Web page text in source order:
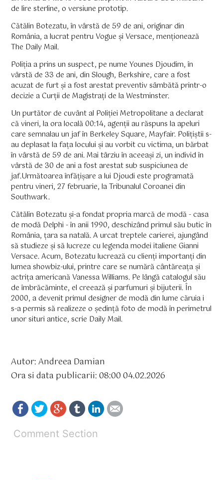
de lire sterline, o versiune prototip.
Cătălin Botezatu, în vârstă de 59 de ani, originar din
România, a lucrat pentru Vogue și Versace, menționează
The Daily Mail.
Poliția a prins un suspect, pe nume Younes Djoudim, în
vârstă de 33 de ani, din Slough, Berkshire, care a fost
acuzat de furt și a fost arestat preventiv sâmbătă printr-o
decizie a Curții de Magistrați de la Westminster.
Un purtător de cuvânt al Poliției Metropolitane a declarat
că vineri, la ora locală 00:14, agenții au răspuns la apeluri
care semnalau un jaf în Berkeley Square, Mayfair. Polițiștii s-
au deplasat la fața locului și au vorbit cu victima, un bărbat
în vârstă de 59 de ani. Mai târziu în aceeași zi, un individ în
vârstă de 30 de ani a fost arestat sub suspiciunea de
jaf.Următoarea înfățișare a lui Djoudi este programată
pentru vineri, 27 februarie, la Tribunalul Coroanei din
Southwark.
Cătălin Botezatu și-a fondat propria marcă de modă - casa
de modă Delphi - în anii 1990, deschizând primul său butic în
România, țara sa natală. A urcat treptele carierei, ajungând
să studieze și să lucreze cu legenda modei italiene Gianni
Versace. Acum, Botezatu lucrează cu clienți importanți din
lumea showbiz-ului, printre care se numără cântăreața și
actrița americană Vanessa Williams. Pe lângă catalogul său
de îmbrăcăminte, el creează și parfumuri și bijuterii. În
2000, a devenit primul designer de modă din lume căruia i
s-a permis să realizeze o ședință foto de modă în perimetrul
unor situri antice, scrie Daily Mail.
Autor: Andreea Damian
Ora si data publicarii: 08:00 04.02.2026
Comment Section